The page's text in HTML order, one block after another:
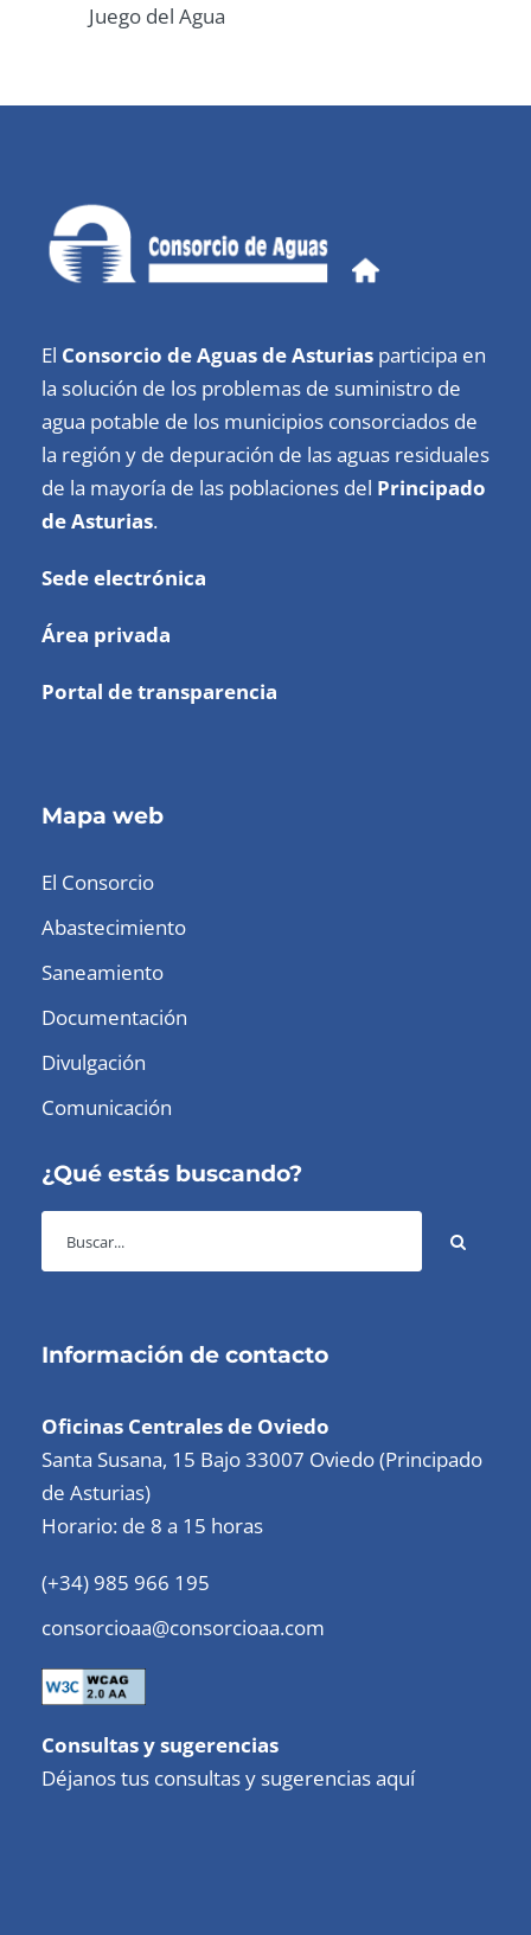
Juego del Agua
El Consorcio de Aguas de Asturias participa en
la solución de los problemas de suministro de
agua potable de los municipios consorciados de
la región y de depuración de las aguas residuales
de la mayoría de las poblaciones del Principado
de Asturias.
Sede electrónica
Área privada
Portal de transparencia
Mapa web
El Consorcio
Abastecimiento
Saneamiento
Documentación
Divulgación
Comunicación
¿Qué estás buscando?
Información de contacto
Oficinas Centrales de Oviedo
Santa Susana, 15 Bajo 33007 Oviedo (Principado
de Asturias)
Horario: de 8 a 15 horas
(+34) 985 966 195
consorcioaa@consorcioaa.com
Consultas y sugerencias
Déjanos tus consultas y sugerencias aquí